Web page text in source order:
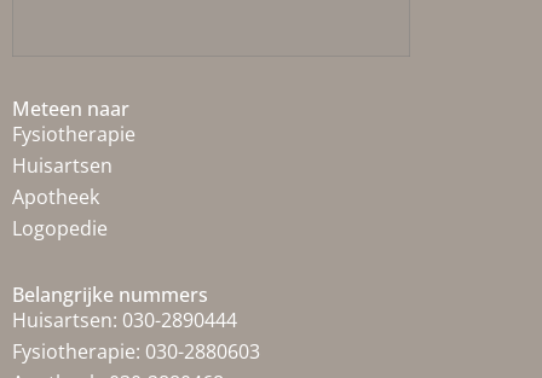
Meteen naar
Fysiotherapie
Huisartsen
Apotheek
Logopedie
Belangrijke nummers
Huisartsen: 030-2890444
Fysiotherapie: 030-2880603